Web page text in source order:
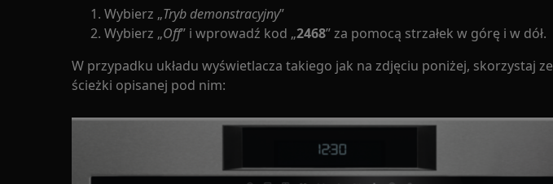
Wybierz „Tryb demonstracyjny”
Wybierz „Off” i wprowadź kod „2468” za pomocą strzałek w górę i w dół.
W przypadku układu wyświetlacza takiego jak na zdjęciu poniżej, skorzystaj ze
ścieżki opisanej pod nim: